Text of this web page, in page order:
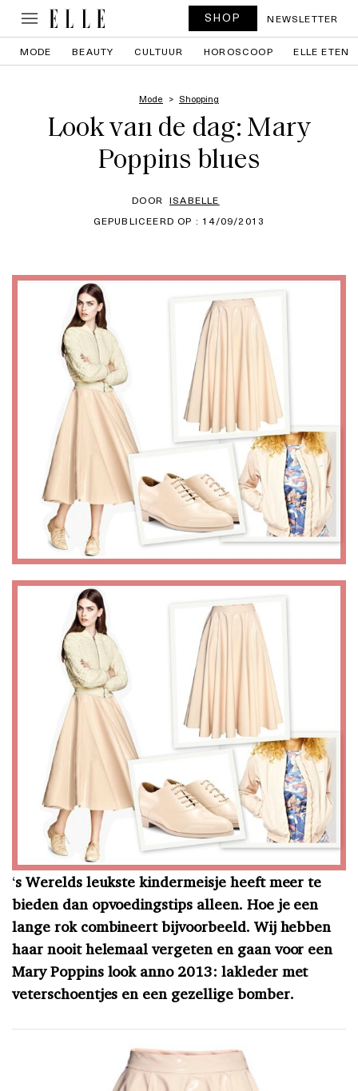
SHOP NEWSLETTER
MODE BEAUTY CULTUUR HOROSCOOP ELLE ETEN
Mode Shopping
Look van de dag: Mary
Poppins blues
DOOR ISABELLE
GEPUBLICEERD OP : 14/09/2013
‘s Werelds leukste kindermeisje heeft meer te
bieden dan opvoedingstips alleen. Hoe je een
lange rok combineert bijvoorbeeld. Wij hebben
haar nooit helemaal vergeten en gaan voor een
Mary Poppins look anno 2013: lakleder met
veterschoentjes en een gezellige bomber.